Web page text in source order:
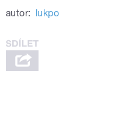
autor: lukpo